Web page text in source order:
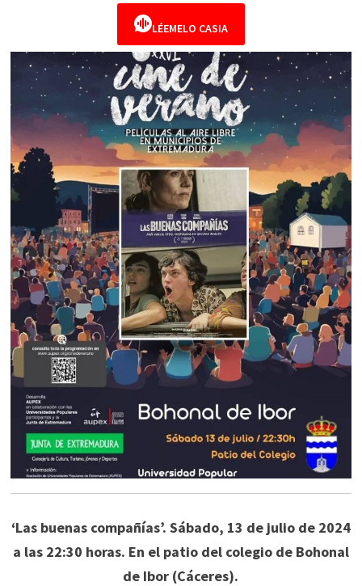
LÉEMELO CASIA
‘Las buenas compañías’. Sábado, 13 de julio de 2024
a las 22:30 horas. En el patio del colegio de Bohonal
de Ibor (Cáceres).